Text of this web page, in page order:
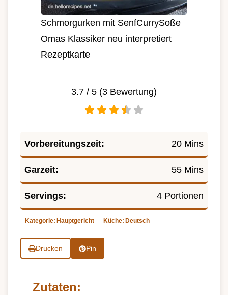
Schmorgurken mit SenfCurrySoße
Omas Klassiker neu interpretiert
Rezeptkarte
3.7 / 5 (3 Bewertung)
Vorbereitungszeit: 20 Mins
Garzeit: 55 Mins
Servings: 4 Portionen
Kategorie: Hauptgericht Küche: Deutsch
Drucken Pin
Zutaten: